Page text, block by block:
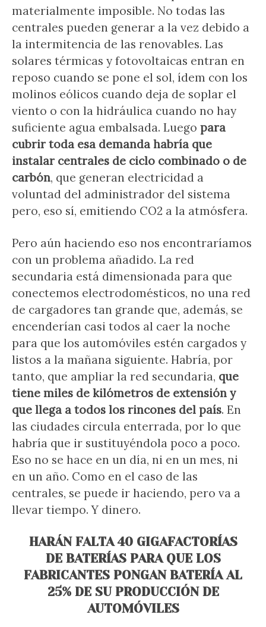
materialmente imposible. No todas las
centrales pueden generar a la vez debido a
la intermitencia de las renovables. Las
solares térmicas y fotovoltaicas entran en
reposo cuando se pone el sol, ídem con los
molinos eólicos cuando deja de soplar el
viento o con la hidráulica cuando no hay
suficiente agua embalsada. Luego para
cubrir toda esa demanda habría que
instalar centrales de ciclo combinado o de
carbón, que generan electricidad a
voluntad del administrador del sistema
pero, eso sí, emitiendo CO2 a la atmósfera.
Pero aún haciendo eso nos encontraríamos
con un problema añadido. La red
secundaria está dimensionada para que
conectemos electrodomésticos, no una red
de cargadores tan grande que, además, se
encenderían casi todos al caer la noche
para que los automóviles estén cargados y
listos a la mañana siguiente. Habría, por
tanto, que ampliar la red secundaria, que
tiene miles de kilómetros de extensión y
que llega a todos los rincones del país. En
las ciudades circula enterrada, por lo que
habría que ir sustituyéndola poco a poco.
Eso no se hace en un día, ni en un mes, ni
en un año. Como en el caso de las
centrales, se puede ir haciendo, pero va a
llevar tiempo. Y dinero.
HARÁN FALTA 40 GIGAFACTORÍAS
DE BATERÍAS PARA QUE LOS
FABRICANTES PONGAN BATERÍA AL
25% DE SU PRODUCCIÓN DE
AUTOMÓVILES